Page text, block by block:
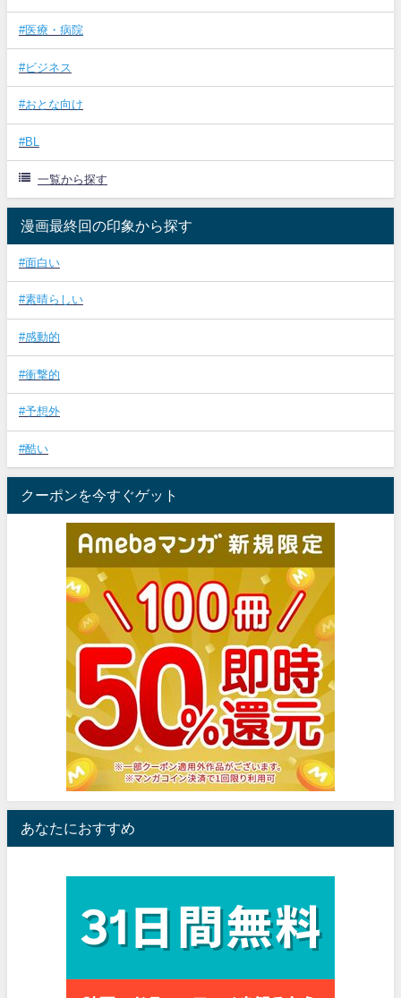
#医療・病院
#ビジネス
#おとな向け
#BL
一覧から探す
漫画最終回の印象から探す
#面白い
#素晴らしい
#感動的
#衝撃的
#予想外
#酷い
クーポンを今すぐゲット
あなたにおすすめ